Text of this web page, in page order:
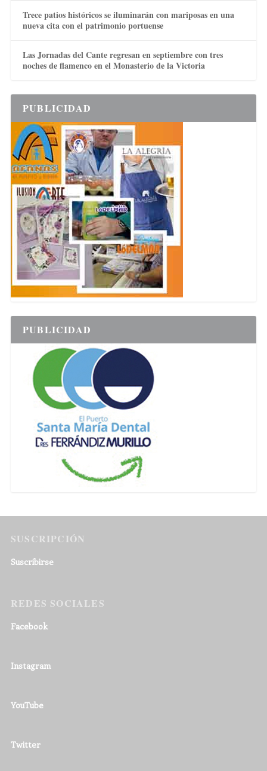
Trece patios históricos se iluminarán con mariposas en una
nueva cita con el patrimonio portuense
Las Jornadas del Cante regresan en septiembre con tres
noches de flamenco en el Monasterio de la Victoria
PUBLICIDAD
PUBLICIDAD
SUSCRIPCIÓN
Suscribirse
REDES SOCIALES
Facebook
Instagram
YouTube
Twitter